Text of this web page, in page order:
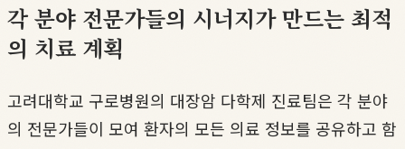
각 분야 전문가들의 시너지가 만드는 최적
의 치료 계획
고려대학교 구로병원의 대장암 다학제 진료팀은 각 분야
의 전문가들이 모여 환자의 모든 의료 정보를 공유하고 함